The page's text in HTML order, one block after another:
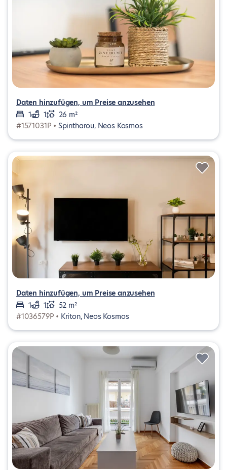
Daten hinzufügen, um Preise anzusehen
1
1
26 m²
#1571031P • Spintharou, Neos Kosmos
Daten hinzufügen, um Preise anzusehen
1
1
52 m²
#1036579P • Kriton, Neos Kosmos